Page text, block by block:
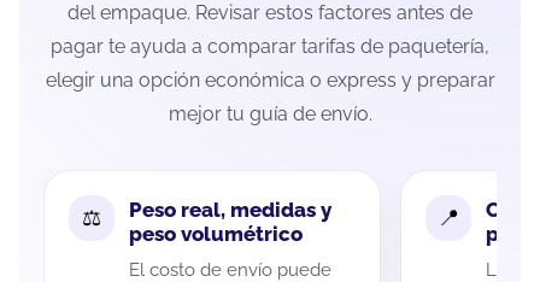
del empaque. Revisar estos factores antes de
pagar te ayuda a comparar tarifas de paquetería,
elegir una opción económica o express y preparar
mejor tu guía de envío.
Peso real, medidas y
peso volumétrico
El costo de envío puede
La